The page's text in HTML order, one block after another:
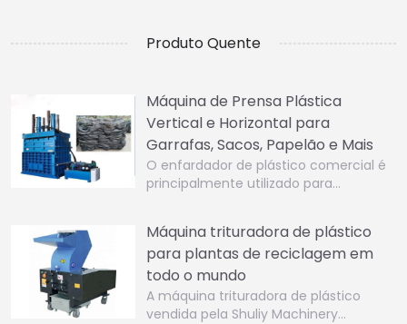
Produto Quente
Máquina de Prensa Plástica
Vertical e Horizontal para
Garrafas, Sacos, Papelão e Mais
O enfardador de plástico comercial é
principalmente utilizado para…
Máquina trituradora de plástico
para plantas de reciclagem em
todo o mundo
A máquina trituradora de plástico
vendida pela Shuliy Machinery…